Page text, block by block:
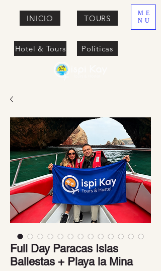
INICIO TOURS
Hotel & Tours Políticas
ME
NU
Full Day Paracas Islas
Ballestas + Playa la Mina